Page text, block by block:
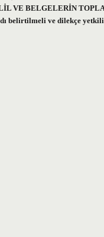
VE BELGELERİN
belirtilmeli ve dilekçe